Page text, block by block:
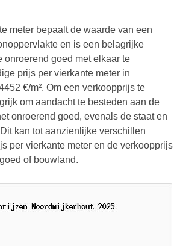
meter bepaalt de waarde van een
en is een belagrijke
onroerend goed met elkaar te
prijs per vierkante meter in
€/m². Om een verkoopprijs te
om aandacht te besteden aan de
onroerend goed, evenals de staat en
kan tot aanzienlijke verschillen
per vierkante meter en de verkoopprijs
of bouwland.